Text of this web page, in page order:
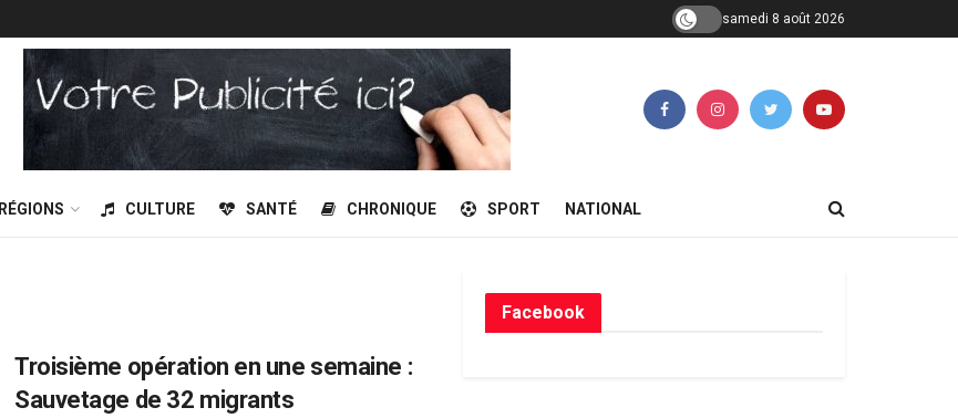
samedi 8 août 2026
RÉGIONS CULTURE SANTÉ CHRONIQUE SPORT NATIONAL
Troisième opération en une semaine :
Sauvetage de 32 migrants
Facebook